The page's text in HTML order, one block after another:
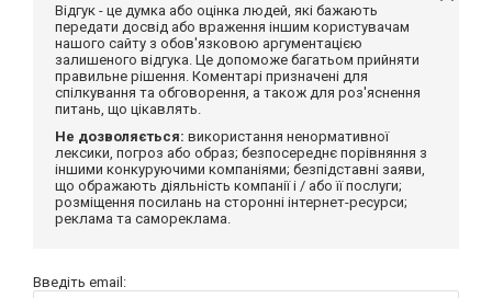
Відгук - це думка або оцінка людей, які бажають
передати досвід або враження іншим користувачам
нашого сайту з обов'язковою аргументацією
залишеного відгука. Це допоможе багатьом прийняти
правильне рішення. Коментарі призначені для
спілкування та обговорення, а також для роз'яснення
питань, що цікавлять.
Не дозволяється: використання ненормативної
лексики, погроз або образ; безпосереднє порівняння з
іншими конкуруючими компаніями; безпідставні заяви,
що ображають діяльність компанії і / або її послуги;
розміщення посилань на сторонні інтернет-ресурси;
реклама та самореклама.
Введіть email: